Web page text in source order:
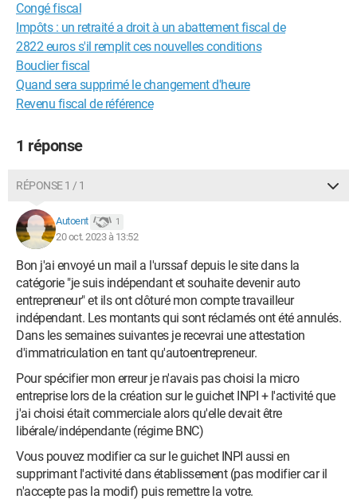
Congé fiscal
Impôts : un retraité a droit à un abattement fiscal de
2822 euros s'il remplit ces nouvelles conditions
Bouclier fiscal
Quand sera supprimé le changement d'heure
Revenu fiscal de référence
1 réponse
RÉPONSE 1 / 1
Autoent 1
20 oct. 2023 à 13:52
Bon j'ai envoyé un mail a l'urssaf depuis le site dans la
catégorie "je suis indépendant et souhaite devenir auto
entrepreneur" et ils ont clôturé mon compte travailleur
indépendant. Les montants qui sont réclamés ont été annulés.
Dans les semaines suivantes je recevrai une attestation
d'immatriculation en tant qu'autoentrepreneur.
Pour spécifier mon erreur je n'avais pas choisi la micro
entreprise lors de la création sur le guichet INPI + l'activité que
j'ai choisi était commerciale alors qu'elle devait être
libérale/indépendante (régime BNC)
Vous pouvez modifier ca sur le guichet INPI aussi en
supprimant l'activité dans établissement (pas modifier car il
n'accepte pas la modif) puis remettre la votre.